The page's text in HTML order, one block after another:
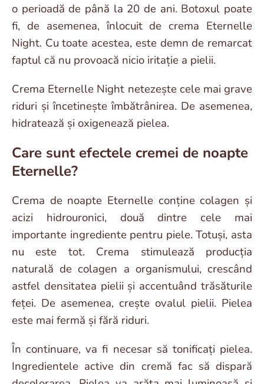
o perioadă de până la 20 de ani. Botoxul poate
fi, de asemenea, înlocuit de crema Eternelle
Night. Cu toate acestea, este demn de remarcat
faptul că nu provoacă nicio iritație a pielii.
Crema Eternelle Night netezește cele mai grave
riduri și încetinește îmbătrânirea. De asemenea,
hidratează și oxigenează pielea.
Care sunt efectele cremei de noapte
Eternelle?
Crema de noapte Eternelle conține colagen și
acizi hidrouronici, două dintre cele mai
importante ingrediente pentru piele. Totuși, asta
nu este tot. Crema stimulează producția
naturală de colagen a organismului, crescând
astfel densitatea pielii și accentuând trăsăturile
feței. De asemenea, crește ovalul pielii. Pielea
este mai fermă și fără riduri.
În continuare, va fi necesar să tonificați pielea.
Ingredientele active din cremă fac să dispară